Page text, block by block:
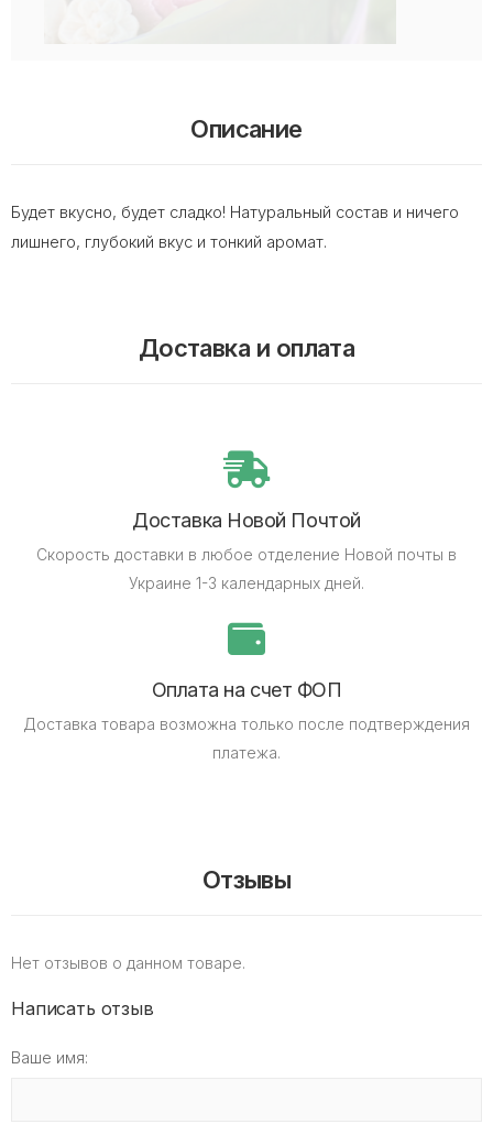
Описание
Будет вкусно, будет сладко! Натуральный состав и ничего
лишнего, глубокий вкус и тонкий аромат.
Доставка и оплата
Доставка Новой Почтой
Скорость доставки в любое отделение Новой почты в
Украине 1-3 календарных дней.
Оплата на счет ФОП
Доставка товара возможна только после подтверждения
платежа.
Отзывы
Нет отзывов о данном товаре.
Написать отзыв
Ваше имя: